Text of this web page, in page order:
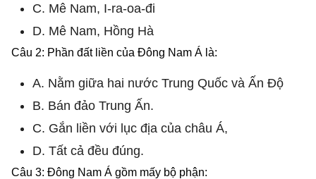
C. Mê Nam, I-ra-oa-đi
D. Mê Nam, Hồng Hà
Câu 2: Phần đất liền của Đông Nam Á là:
A. Nằm giữa hai nước Trung Quốc và Ấn Độ
B. Bán đảo Trung Ấn.
C. Gắn liền với lục địa của châu Á,
D. Tất cả đều đúng.
Câu 3: Đông Nam Á gồm mấy bộ phận: